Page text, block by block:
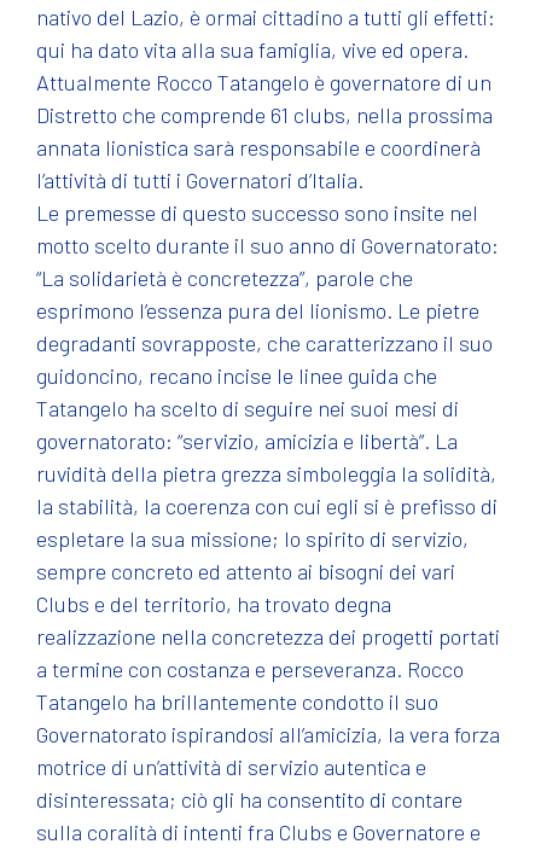
nativo del Lazio, è ormai cittadino a tutti gli effetti:
qui ha dato vita alla sua famiglia, vive ed opera.
Attualmente Rocco Tatangelo è governatore di un
Distretto che comprende 61 clubs, nella prossima
annata lionistica sarà responsabile e coordinerà
l’attività di tutti i Governatori d’Italia.
Le premesse di questo successo sono insite nel
motto scelto durante il suo anno di Governatorato:
“La solidarietà è concretezza”, parole che
esprimono l’essenza pura del lionismo. Le pietre
degradanti sovrapposte, che caratterizzano il suo
guidoncino, recano incise le linee guida che
Tatangelo ha scelto di seguire nei suoi mesi di
governatorato: “servizio, amicizia e libertà”. La
ruvidità della pietra grezza simboleggia la solidità,
la stabilità, la coerenza con cui egli si è prefisso di
espletare la sua missione; lo spirito di servizio,
sempre concreto ed attento ai bisogni dei vari
Clubs e del territorio, ha trovato degna
realizzazione nella concretezza dei progetti portati
a termine con costanza e perseveranza. Rocco
Tatangelo ha brillantemente condotto il suo
Governatorato ispirandosi all’amicizia, la vera forza
motrice di un’attività di servizio autentica e
disinteressata; ciò gli ha consentito di contare
sulla coralità di intenti fra Clubs e Governatore e